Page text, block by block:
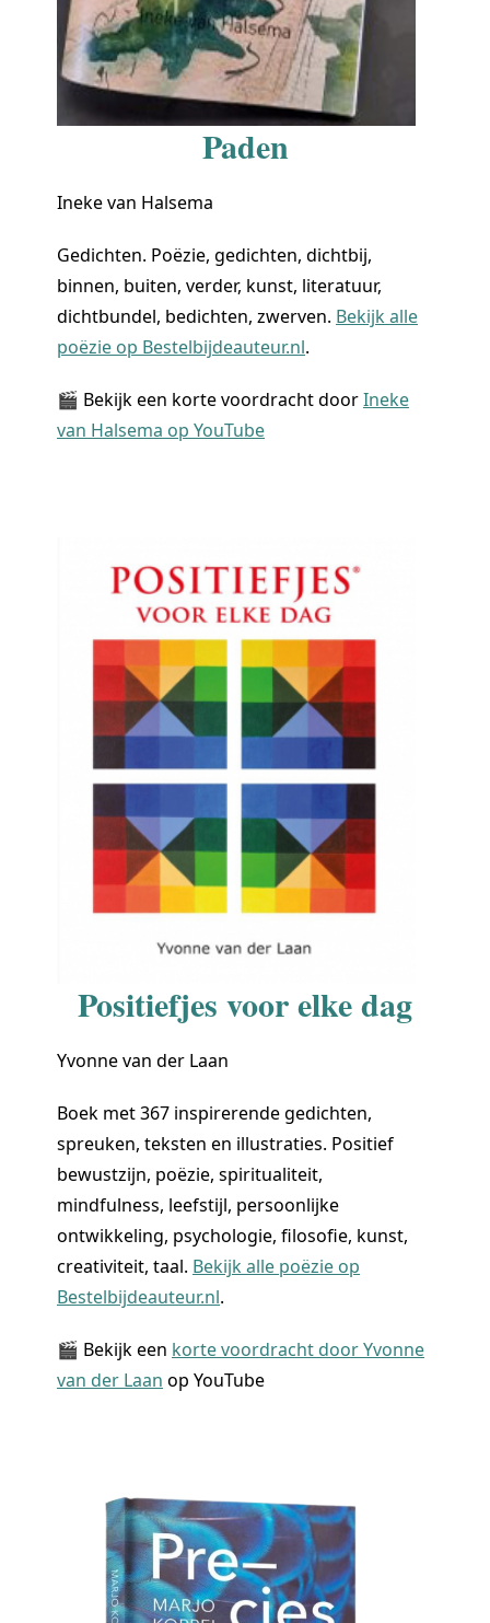
Paden
Ineke van Halsema
Gedichten. Poëzie, gedichten, dichtbij,
binnen, buiten, verder, kunst, literatuur,
dichtbundel, bedichten, zwerven. Bekijk alle
poëzie op Bestelbijdeauteur.nl.
🎬 Bekijk een korte voordracht doorIneke
van Halsema op YouTube
Positiefjes voor elke dag
Yvonne van der Laan
Boek met 367 inspirerende gedichten,
spreuken, teksten en illustraties. Positief
bewustzijn, poëzie, spiritualiteit,
mindfulness, leefstijl, persoonlijke
ontwikkeling, psychologie, filosofie, kunst,
creativiteit, taal. Bekijk alle poëzie op
Bestelbijdeauteur.nl.
🎬 Bekijk een korte voordracht door Yvonne
van der Laan op YouTube